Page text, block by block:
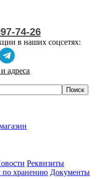
74-26
в наших соцсетях:
адреса
Реквизиты
по хранению Документы